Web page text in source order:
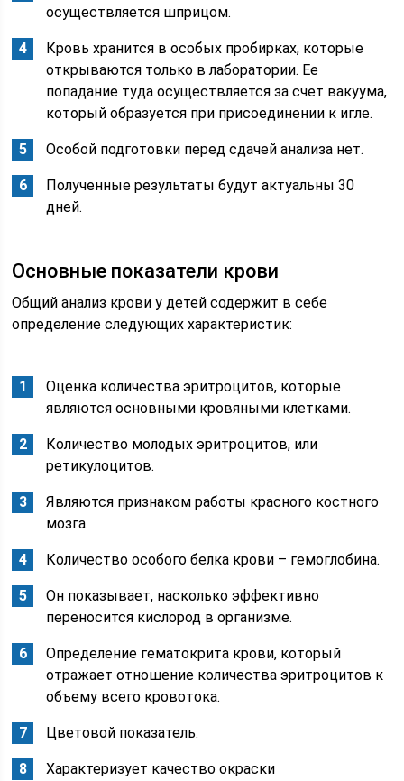
осуществляется шприцом.
Кровь хранится в особых пробирках, которые
открываются только в лаборатории. Ее
попадание туда осуществляется за счет вакуума,
который образуется при присоединении к игле.
Особой подготовки перед сдачей анализа нет.
Полученные результаты будут актуальны 30
дней.
Основные показатели крови
Общий анализ крови у детей содержит в себе
определение следующих характеристик:
Оценка количества эритроцитов, которые
являются основными кровяными клетками.
Количество молодых эритроцитов, или
ретикулоцитов.
Являются признаком работы красного костного
мозга.
Количество особого белка крови – гемоглобина.
Он показывает, насколько эффективно
переносится кислород в организме.
Определение гематокрита крови, который
отражает отношение количества эритроцитов к
объему всего кровотока.
Цветовой показатель.
Характеризует качество окраски